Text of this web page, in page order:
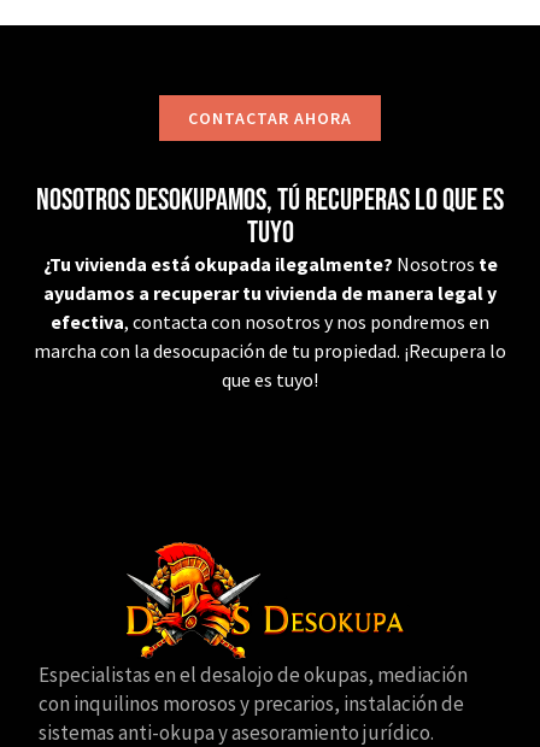
CONTACTAR AHORA
Nosotros desokupamos, tú recuperas lo que es
tuyo
¿Tu vivienda está okupada ilegalmente? Nosotros te
ayudamos a recuperar tu vivienda de manera legal y
efectiva, contacta con nosotros y nos pondremos en
marcha con la desocupación de tu propiedad. ¡Recupera lo
que es tuyo!
Especialistas en el desalojo de okupas, mediación
con inquilinos morosos y precarios, instalación de
sistemas anti-okupa y asesoramiento jurídico.